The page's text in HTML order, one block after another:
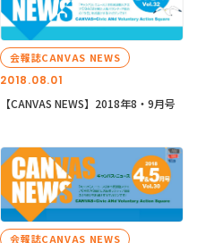
2018.08.01
会報誌CANVAS NEWS
【CANVAS NEWS】2018年8・9月号
会報誌CANVAS NEWS